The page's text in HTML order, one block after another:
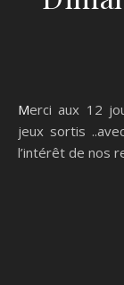
Merci aux 12 joueurs qui se sont confrontés aux divers
jeux sortis
l’intérêt de nos